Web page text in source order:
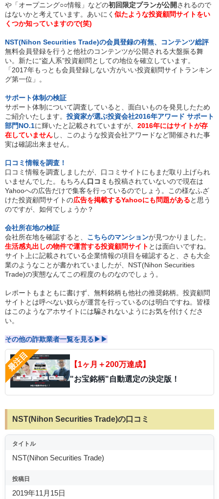
や「オープニング○○情報」などの初回限定プランが公開されるので
はないかと考えています。あいにく 似たような投資顧問サイトをい
くつか知っていますので(笑)
NST(Nihon Securities Trade)の会員登録の有無、コンテンツ総評
無料会員登録を行うと他社のコンテンツが公開される大盤振る舞
い。新たに“盗人系”投資顧問としての地位を確立しています。
「2017年もっとも会員登録しない方がいい投資顧問サイトランキン
グ第一位」。
サポート体制の検証
サポート体制について調査していると、面白いものを発見したため
ご紹介いたします。 投資家が選ぶ投資会社2016年アワード サポート
部門NO.1に輝いたと記載されていますが、 2016年にはサイトが存
在していませんし、このような投資会社アワードなど開催された事
実は確認出来ません。
口コミ情報を調査！
口コミ情報を調査しましたが、口コミサイトにもまだ取り上げられ
いませんでした。もちろん口コミ も投稿されていないので現在は
Yahooへの広告だけで集客を行っているのでしょう。この様なふざ
けた投資顧問サイトの広告を掲載するYahooにも問題があると思う
のですが、如何でしょうか？
会社所在地の検証
会社所在地を確認すると、 こちらのマンションが見つかりました。
生活感丸出しの物件で運営する投資顧問サイト とは面白いですね。
サイト上に記載されている企業情報の項目を確認すると、さも大企
業のようなことが書かれていましたが、NST(Nihon Securities
Trade)の実態なんてこの程度のものなのでしょう。
レポートもまともに書けず、無料銘柄も他社の推奨銘柄。投資顧問
サイトとは呼べない奴らが運営を行っているのは明白ですね。皆様
はこのようなアホサイトには騙されないようにお気を付けくださ
い。
その他の詐欺業者一覧を見る▶▶
【1ヶ月＋200万達成】
"お宝銘柄"自動選定の決定版！
NST(Nihon Securities Trade)の口コミ
タイトル
NST(Nihon Securities Trade)
投稿日
2019年11月15日